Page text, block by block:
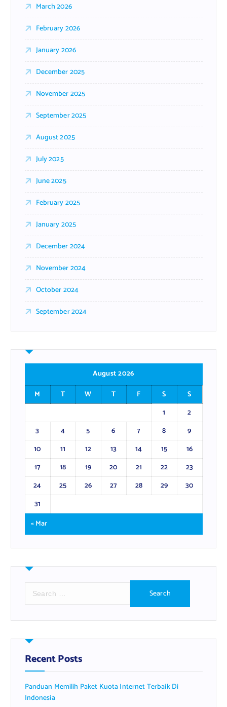
March 2026
February 2026
January 2026
December 2025
November 2025
September 2025
August 2025
July 2025
June 2025
February 2025
January 2025
December 2024
November 2024
October 2024
September 2024
August 2026
M
T W T F S
S
1
2
3
4 5 6 7 8
9
10
11 12 13 14 15
16
17
18 19 20 21 22
23
24
25 26 27 28 29
30
31
« Mar
r
h
f
o
:
Recent Posts
Panduan Memilih Paket Kuota Internet Terbaik Di
Indonesia